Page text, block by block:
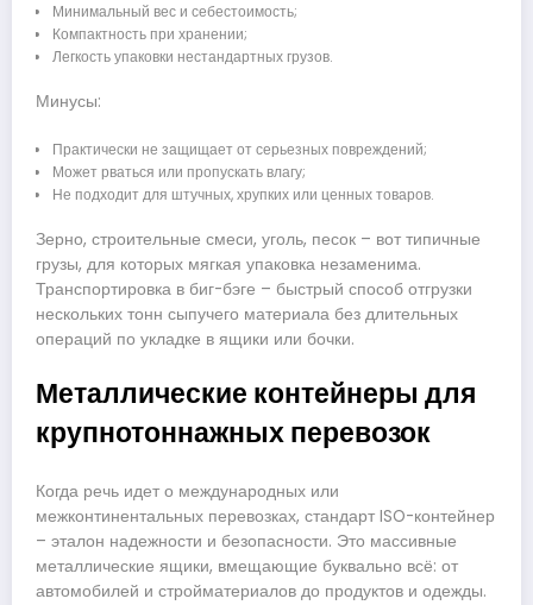
Минимальный вес и себестоимость;
Компактность при хранении;
Легкость упаковки нестандартных грузов.
Минусы:
Практически не защищает от серьезных повреждений;
Может рваться или пропускать влагу;
Не подходит для штучных, хрупких или ценных товаров.
Зерно, строительные смеси, уголь, песок – вот типичные
грузы, для которых мягкая упаковка незаменима.
Транспортировка в биг-бэге – быстрый способ отгрузки
нескольких тонн сыпучего материала без длительных
операций по укладке в ящики или бочки.
Металлические контейнеры для
крупнотоннажных перевозок
Когда речь идет о международных или
межконтинентальных перевозках, стандарт ISO-контейнер
– эталон надежности и безопасности. Это массивные
металлические ящики, вмещающие буквально всё: от
автомобилей и стройматериалов до продуктов и одежды.